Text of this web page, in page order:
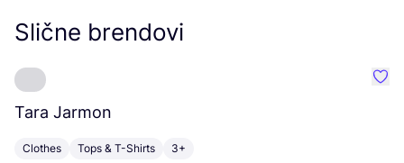
Slične brendovi
Tara Jarmon
Clothes Tops & T-Shirts 3+